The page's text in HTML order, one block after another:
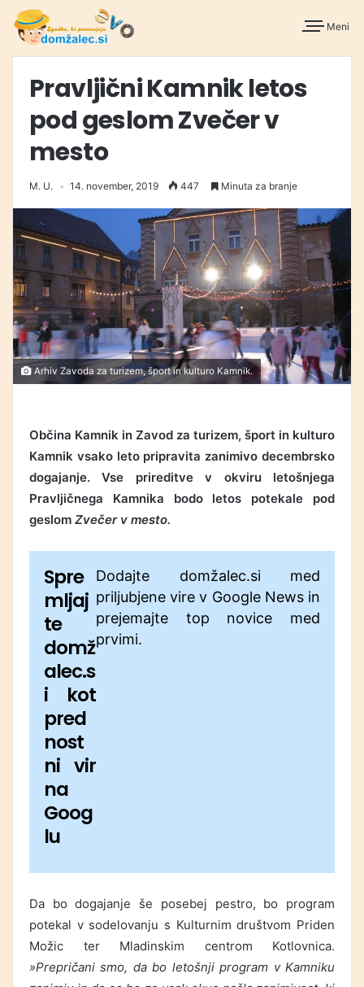
Meni
Pravljični Kamnik letos
pod geslom Zvečer v
mesto
M. U. 14. november, 2019 447 Minuta za branje
Arhiv Zavoda za turizem, šport in kulturo Kamnik.
Občina Kamnik in Zavod za turizem, šport in kulturo
Kamnik vsako leto pripravita zanimivo decembrsko
dogajanje. Vse prireditve v okviru letošnjega
Pravljičnega Kamnika bodo letos potekale pod
geslom Zvečer v mesto.
Spre
mljaj
te
domž
alec.s
i kot
pred
nost
ni vir
na
Goog
lu
Dodajte domžalec.si med
priljubjene vire v Google News in
prejemajte top novice med
prvimi.
Da bo dogajanje še posebej pestro, bo program
potekal v sodelovanju s Kulturnim društvom Priden
Možic ter Mladinskim centrom Kotlovnica.
»Prepričani smo, da bo letošnji program v Kamniku